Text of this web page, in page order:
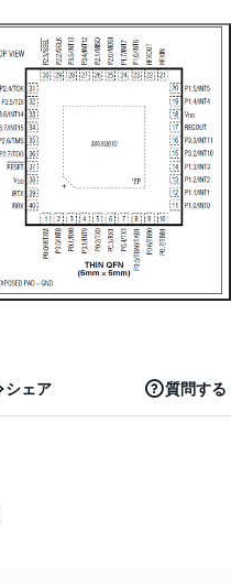
シェア 質問する